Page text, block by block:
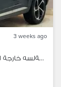
3 weeks ago
إم جي HS | MG HS Luxury 2024. . عربية 2024 لقطةلسه خارجة للنور!بأقل سعر